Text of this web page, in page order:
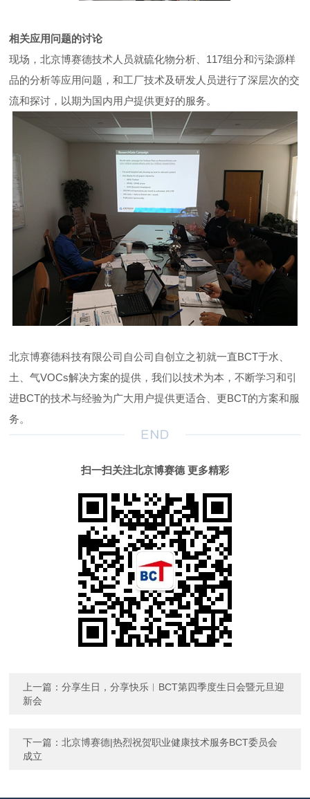
相关应用问题的讨论
现场，北京博赛德技术人员就硫化物分析、117组分和污染源样
品的分析等应用问题，和工厂技术及研发人员进行了深层次的交
流和探讨，以期为国内用户提供更好的服务。
北京博赛德科技有限公司自公司自创立之初就一直BCT于水、
土、气VOCs解决方案的提供，我们以技术为本，不断学习和引
进BCT的技术与经验为广大用户提供更适合、更BCT的方案和服
务。
扫一扫关注北京博赛德 更多精彩
上一篇：分享生日，分享快乐︱BCT第四季度生日会暨元旦迎
新会
下一篇：北京博赛德|热烈祝贺职业健康技术服务BCT委员会
成立